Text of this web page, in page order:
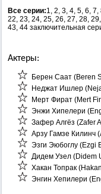
Все серии:1, 2, 3, 4, 5, 6,
22, 23, 24, 25, 26, 27, 28,
43, 44 заключительная
Актеры:
Берен Саат (Beren
Неджат Ишлер
Мерт Фират (Mert
Энжи Хипелери
Зафер Алгёз (Zafer
Арзу Гамзе Килинч
Эзги Эюбоглу (Ezgi
Дидем Узел (Didem
Хакан Топрак
Энгин Хепилери